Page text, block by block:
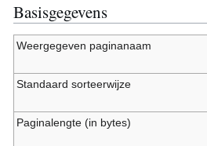
Naar
navigatie
springen
Naar
zoeken
springen
Basisgegevens
Weergegeven paginanaam
Standaard sorteerwijze
Paginalengte (in bytes)